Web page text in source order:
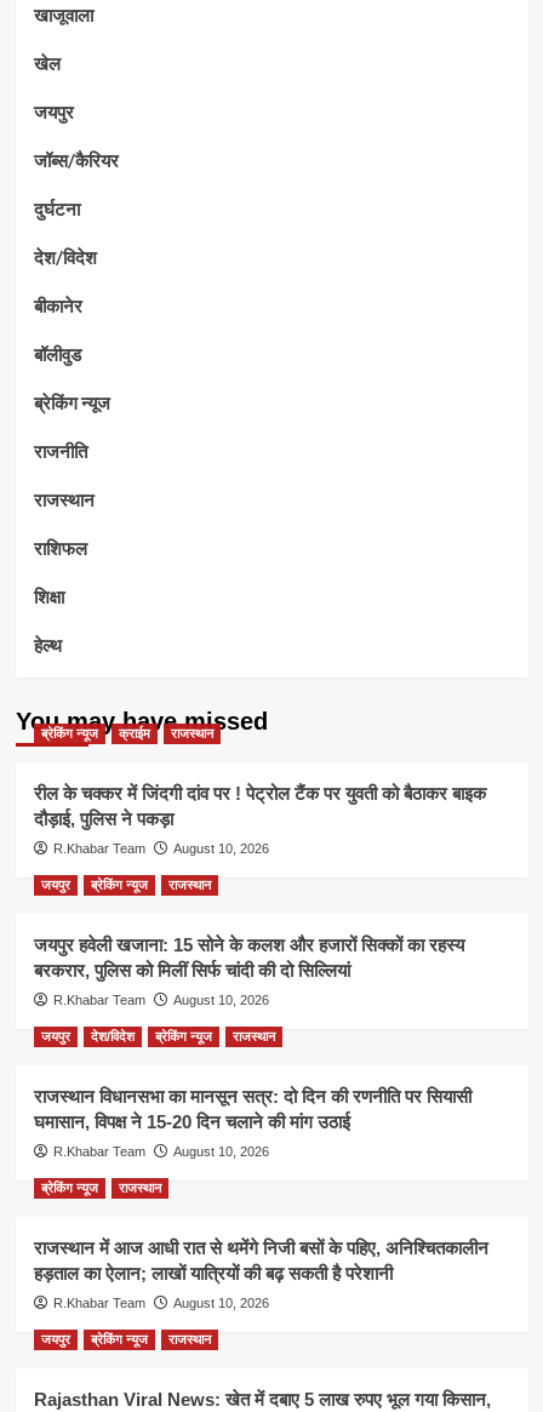
खाजूवाला
खेल
जयपुर
जॉब्स/कैरियर
दुर्घटना
देश/विदेश
बीकानेर
बॉलीवुड
ब्रेकिंग न्यूज
राजनीति
राजस्थान
राशिफल
शिक्षा
हेल्थ
You may have missed
ब्रेकिंग न्यूज क्राईम राजस्थान
रील के चक्कर में जिंदगी दांव पर ! पेट्रोल टैंक पर युवती को बैठाकर बाइक
दौड़ाई, पुलिस ने पकड़ा
R.Khabar Team August 10, 2026
जयपुर ब्रेकिंग न्यूज राजस्थान
जयपुर हवेली खजाना: 15 सोने के कलश और हजारों सिक्कों का रहस्य
बरकरार, पुलिस को मिलीं सिर्फ चांदी की दो सिल्लियां
R.Khabar Team August 10, 2026
जयपुर देश/विदेश ब्रेकिंग न्यूज राजस्थान
राजस्थान विधानसभा का मानसून सत्र: दो दिन की रणनीति पर सियासी
घमासान, विपक्ष ने 15-20 दिन चलाने की मांग उठाई
R.Khabar Team August 10, 2026
ब्रेकिंग न्यूज राजस्थान
राजस्थान में आज आधी रात से थमेंगे निजी बसों के पहिए, अनिश्चितकालीन
हड़ताल का ऐलान; लाखों यात्रियों की बढ़ सकती है परेशानी
R.Khabar Team August 10, 2026
जयपुर ब्रेकिंग न्यूज राजस्थान
Rajasthan Viral News: खेत में दबाए 5 लाख रुपए भूल गया किसान,